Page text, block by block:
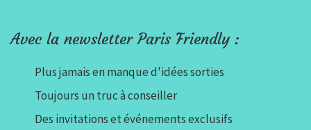
Avec la newsletter Paris Friendly :
Plus jamais en manque d'idées sorties
Toujours un truc à conseiller
Des invitations et événements exclusifs